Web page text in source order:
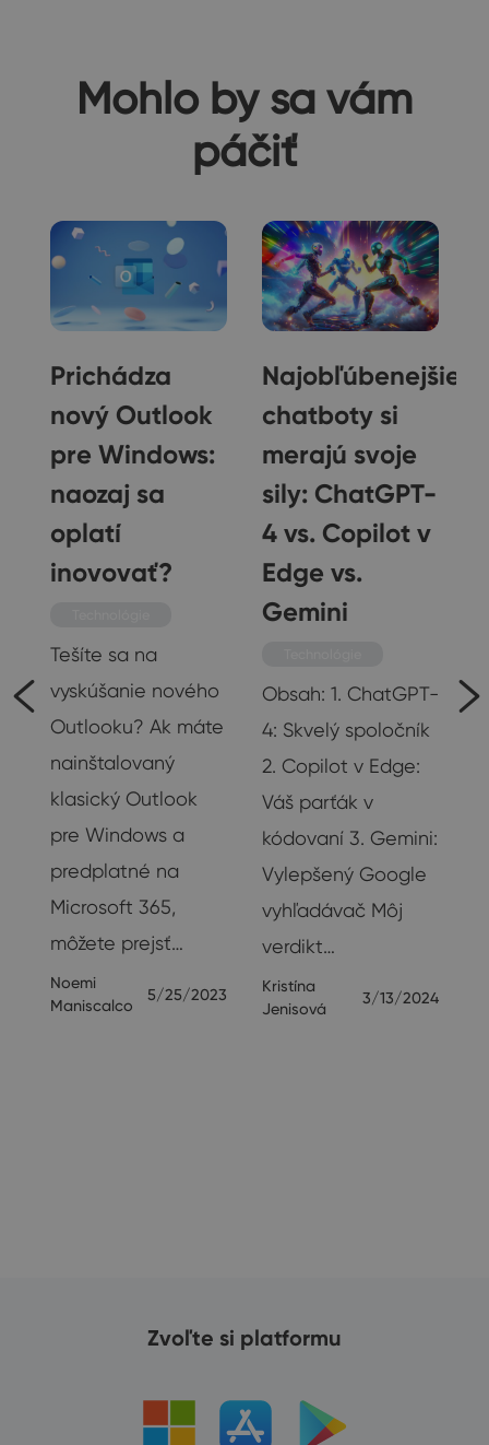
Mohlo by sa vám
páčiť
Prichádza
nový Outlook
pre Windows:
naozaj sa
oplatí
inovovať?
Tešíte sa na
vyskúšanie nového
Outlooku? Ak máte
nainštalovaný
klasický Outlook
pre Windows a
predplatné na
Microsoft 365,
môžete prejsť…
Noemi
Maniscalco
5/25/2023
Najobľúbenejšie
chatboty si
merajú svoje
sily: ChatGPT-
4 vs. Copilot v
Edge vs.
Gemini
Obsah: 1. ChatGPT-
4: Skvelý spoločník
2. Copilot v Edge:
Váš parťák v
kódovaní 3. Gemini:
Vylepšený Google
vyhľadávač Môj
verdikt…
Kristína
Jenisová
3/13/2024
Zvoľte si platformu